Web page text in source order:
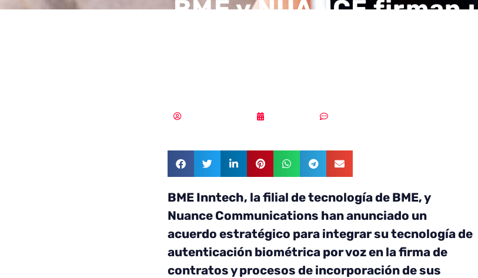
BME y NUANCE firman
BME Inntech, la filial de tecnología de BME, y
Nuance Communications han anunciado un
acuerdo estratégico para integrar su tecnología de
autenticación biométrica por voz en la firma de
contratos y procesos de incorporación de sus